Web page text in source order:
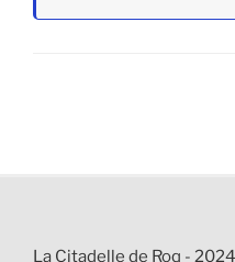
La Citadelle de Roq - 2024